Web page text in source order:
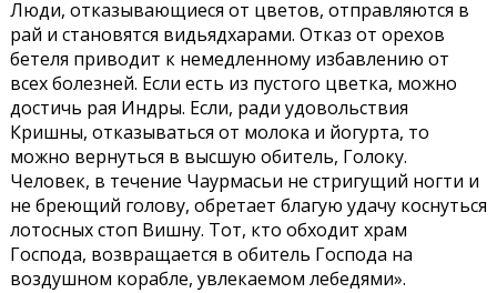
Люди, отказывающиеся от цветов, отправляются в
рай и становятся видьядхарами. Отказ от орехов
бетеля приводит к немедленному избавлению от
всех болезней. Если есть из пустого цветка, можно
достичь рая Индры. Если, ради удовольствия
Кришны, отказываться от молока и йогурта, то
можно вернуться в высшую обитель, Голоку.
Человек, в течение Чаурмасьи не стригущий ногти и
не бреющий голову, обретает благую удачу коснуться
лотосных стоп Вишну. Тот, кто обходит храм
Господа, возвращается в обитель Господа на
воздушном корабле, увлекаемом лебедями».